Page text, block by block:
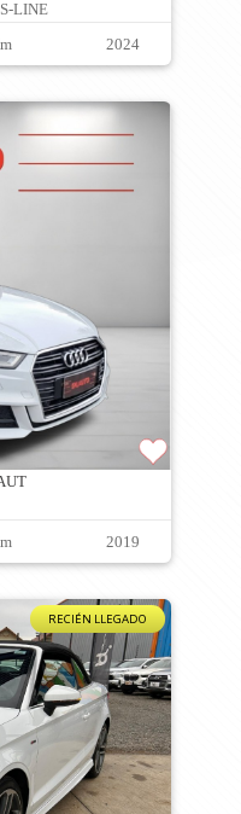
LINE
2024
2019
RECIÉN LLEGADO